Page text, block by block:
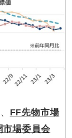
FF先物市場
市場委員会